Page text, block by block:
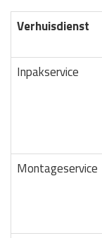
Verhuisdienst
Inpakservice
Montageservice